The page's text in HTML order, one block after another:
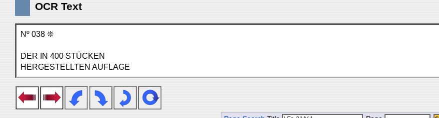
OCR Text
Nº 038 ❊
DER IN 400 STÜCKEN
HERGESTELLTEN AUFLAGE